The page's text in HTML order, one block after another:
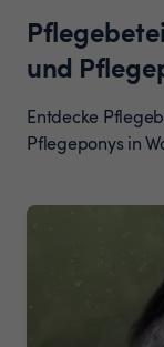
und
Entdecke
Pflegeponys in